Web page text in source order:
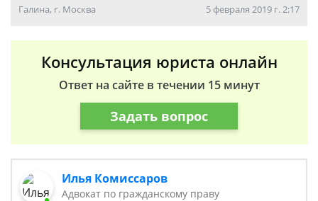
Галина, г. Москва 5 февраля 2019 г. 2:17
Консультация юриста онлайн
Ответ на сайте в течении 15 минут
Задать вопрос
Илья Комиссаров
Адвокат по гражданскому праву